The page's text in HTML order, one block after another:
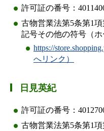
許可証の番号：
古物営業法第5条第1
記号その他の符号（ホ
https://
へリンク）
日見英紀
許可証の番号：
古物営業法第5条第1